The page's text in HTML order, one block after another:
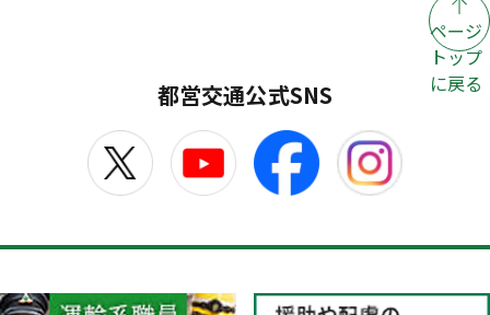
ページ
トップ
に戻る
都営交通公式SNS